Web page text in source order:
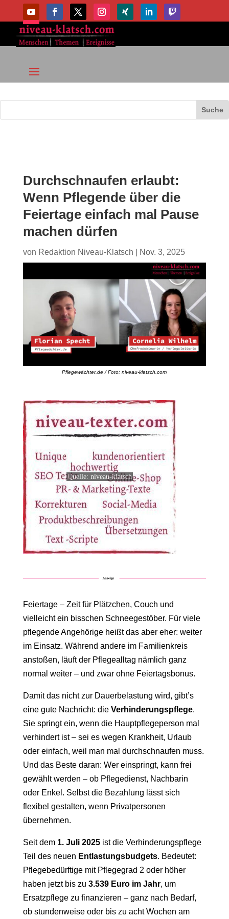
Durchschnaufen erlaubt:
Wenn Pflegende über die
Feiertage einfach mal Pause
machen dürfen
von Redaktion Niveau-Klatsch Nov. 3, 2025
Pflegewächter.de / Foto: niveau-klatsch.com
Quelle: niveau-klatsch
Feiertage – Zeit für Plätzchen, Couch und
vielleicht ein bisschen Schneegestöber. Für viele
pflegende Angehörige heißt das aber eher: weiter
im Einsatz. Während andere im Familienkreis
anstoßen, läuft der Pflegealltag nämlich ganz
normal weiter – und zwar ohne Feiertagsbonus.
Damit das nicht zur Dauerbelastung wird, gibt’s
eine gute Nachricht: die Verhinderungspflege.
Sie springt ein, wenn die Hauptpflegeperson mal
verhindert ist – sei es wegen Krankheit, Urlaub
oder einfach, weil man mal durchschnaufen muss.
Und das Beste daran: Wer einspringt, kann frei
gewählt werden – ob Pflegedienst, Nachbarin
oder Enkel. Selbst die Bezahlung lässt sich
flexibel gestalten, wenn Privatpersonen
übernehmen.
Seit dem 1. Juli 2025ist die Verhinderungspflege
Teil des neuen Entlastungsbudgets. Bedeutet:
Pflegebedürftige mit Pflegegrad 2 oder höher
haben jetzt bis zu 3.539 Euro im Jahr, um
Ersatzpflege zu finanzieren – ganz nach Bedarf,
ob stundenweise oder bis zu acht Wochen am